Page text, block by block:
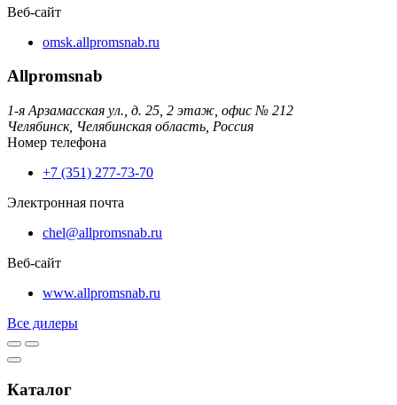
Веб-сайт
omsk.allpromsnab.ru
Allpromsnab
1-я Арзамасская ул., д. 25, 2 этаж, офис № 212
Челябинск, Челябинская область, Россия
Номер телефона
+7 (351) 277-73-70
Электронная почта
chel@allpromsnab.ru
Веб-сайт
www.allpromsnab.ru
Все дилеры
Каталог